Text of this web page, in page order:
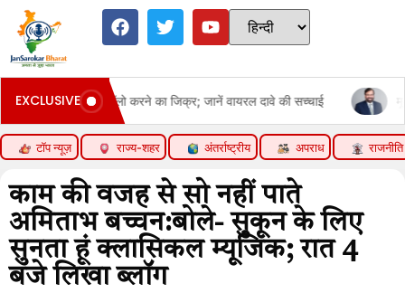
EXCLUSIVE
को अनफॉलो करने का जिक्र; जानें वायरल दावे की सच्चाई मूड खराब तो
टॉप न्यूज़ राज्य-शहर अंतर्राष्ट्रीय अपराध राजनीति
काम की वजह से सो नहीं पाते
अमिताभ बच्चन:बोले- सुकून के लिए
सुनता हूं क्लासिकल म्यूजिक; रात 4
बजे लिखा ब्लॉग